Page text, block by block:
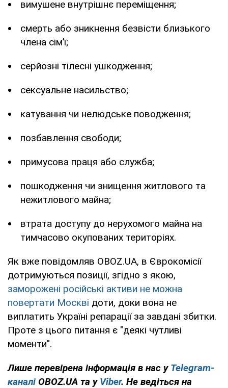
вимушене внутрішнє переміщення;
смерть або зникнення безвісти близького
члена сім’ї;
серйозні тілесні ушкодження;
сексуальне насильство;
катування чи нелюдське поводження;
позбавлення свободи;
примусова праця або служба;
пошкодження чи знищення житлового та
нежитлового майна;
втрата доступу до нерухомого майна на
тимчасово окупованих територіях.
Як вже повідомляв OBOZ.UA, в Єврокомісії
дотримуються позиції, згідно з якою,
заморожені російські активи не можна
повертати Москві доти, доки вона не
виплатить Україні репарації за завдані збитки.
Проте з цього питання є "деякі чутливі
моменти".
Лише перевірена інформація в нас у Telegram-
каналі OBOZ.UA та у Viber. Не ведіться на